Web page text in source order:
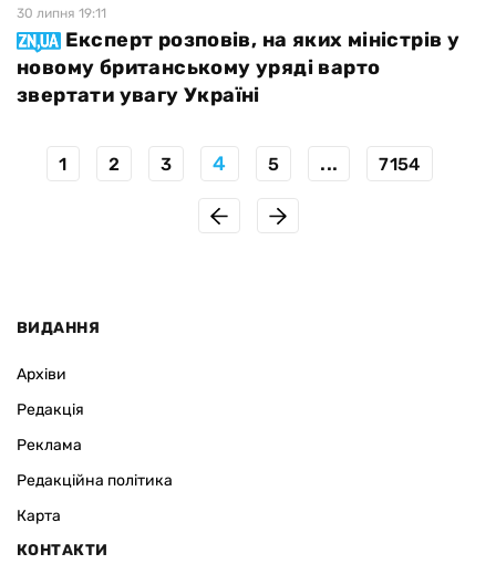
30 липня 19:11
Експерт розповів, на яких міністрів у
новому британському уряді варто
звертати увагу Україні
1 2 3 4 5 ... 7154
ВИДАННЯ
Архіви
Редакція
Реклама
Редакційна політика
Карта
КОНТАКТИ